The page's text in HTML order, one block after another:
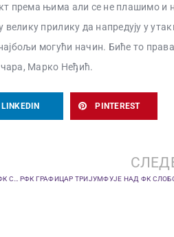
према њима али се не плашимо и
велику прилику да напредују у
могући начин. Биће то
Марко Неђић.
LINKEDIN PINTEREST
РФК ГРАФИЧАР ОБРАДОВАЛИ НАВИЈАЧЕ ПОБЕДОМ НАД ФК СПАРТАК СУБОТИЦА У КУПУ СРБИЈЕ